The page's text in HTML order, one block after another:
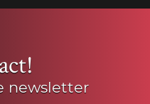
newsletter